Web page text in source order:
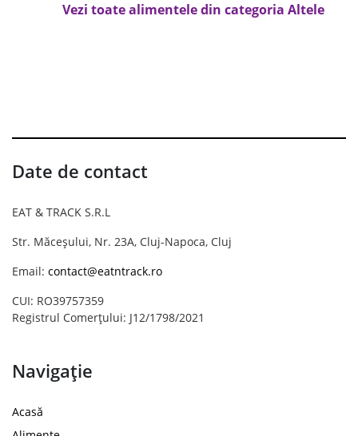
Vezi toate alimentele din categoria Altele
Date de contact
EAT & TRACK S.R.L
Str. Măceșului, Nr. 23A, Cluj-Napoca, Cluj
Email: contact@eatntrack.ro
CUI: RO39757359
Registrul Comerțului: J12/1798/2021
Navigație
Acasă